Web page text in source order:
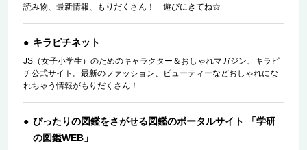
読み物、最新情報、もりだくさん！ 遊びにきてね☆
キラピチネット
JS（女子小学生）のためのキャラクター＆おしゃれマガジン、キラピ
チ公式サイト。最新のファッション、ビューティーなどおしゃれにな
れちゃう情報がもりだくさん！
ぴったりの図鑑をさがせる図鑑のポータルサイト 「学研
の図鑑WEB」